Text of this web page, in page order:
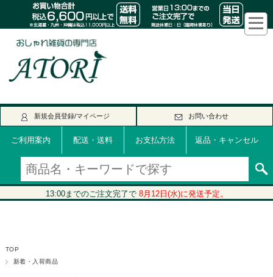
新規会員登録/マイページ お問い合わせ
ご利用案内 配送・送料 お支払方法 返品・キャンセル
TOP
新着・入荷商品